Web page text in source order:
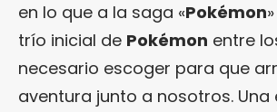
en lo que a la saga «Pokémon
trío inicial de Pokémon entre
necesario escoger para que
aventura junto a nosotros.